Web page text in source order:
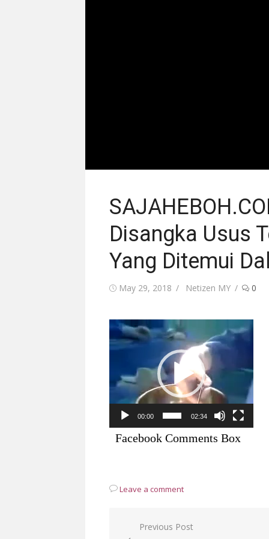
Disangka Usus
Yang Ditemui
Posted
May 29, 2018 Author
Netizen MY 0
Video
Player
00:00 02:34
Facebook Comments Box
Leave a comment
PostPrevious Post